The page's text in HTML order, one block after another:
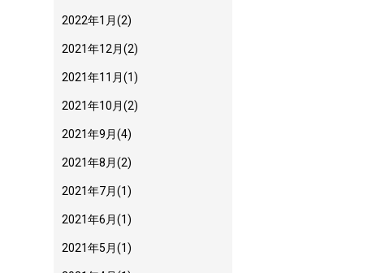
2022年1月(2)
2021年12月(2)
2021年11月(1)
2021年10月(2)
2021年9月(4)
2021年8月(2)
2021年7月(1)
2021年6月(1)
2021年5月(1)